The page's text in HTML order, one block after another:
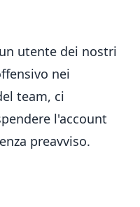
utente dei nostri
nei
team, ci
l'account
preavviso.